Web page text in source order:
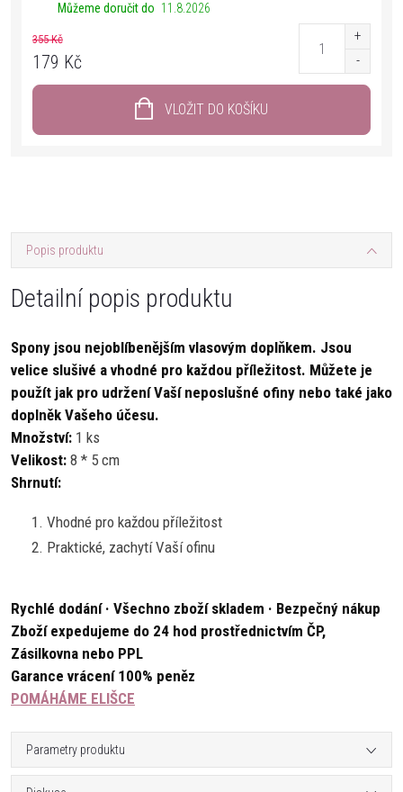
Můžeme doručit do 11.8.2026
355 Kč
179 Kč
VLOŽIT DO KOŠÍKU
Popis produktu
Detailní popis produktu
Spony jsou nejoblíbenějším vlasovým doplňkem. Jsou
velice slušivé a vhodné pro každou příležitost. Můžete je
použít jak pro udržení Vaší neposlušné ofiny nebo také jako
doplněk Vašeho účesu.
Množství: 1 ks
Velikost: 8 * 5 cm
Shrnutí:
Vhodné pro každou příležitost
Praktické, zachytí Vaší ofinu
Rychlé dodání · Všechno zboží skladem · Bezpečný nákup
Zboží expedujeme do 24 hod prostřednictvím ČP,
Zásilkovna nebo PPL
Garance vrácení 100% peněz
POMÁHÁME ELIŠCE
Parametry produktu